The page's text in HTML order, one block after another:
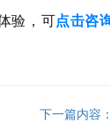
验，可点击咨
下一篇内容